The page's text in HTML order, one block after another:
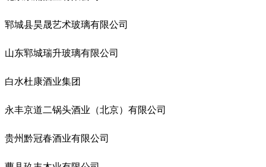
郓城县昊晟艺术玻璃有限公司
山东郓城瑞升玻璃有限公司
白水杜康酒业集团
永丰京道二锅头酒业（北京）有限公司
贵州黔冠春酒业有限公司